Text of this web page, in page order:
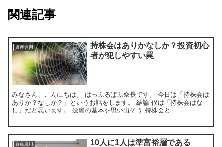
関連記事
資産運用
持株会はありかなしか？投資初心
者が犯しやすい罠
みなさん、こんにちは。 はっふるぱふ寮長です。 今日は「持株会は
ありか？なしか？」というお話をします。 結論 僕は「持株会はな
し」だと思います。 投資の基本を思い出そう 持株会と...
資産運用 10人に1人は準富裕層である